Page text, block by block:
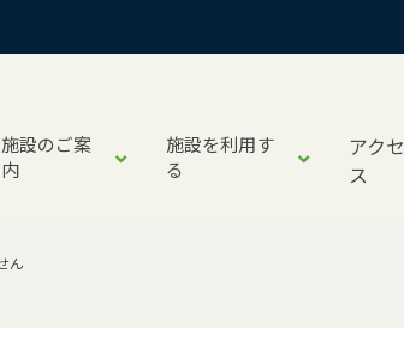
施設のご案
内
施設を利用す
る
アクセ
ス
ん